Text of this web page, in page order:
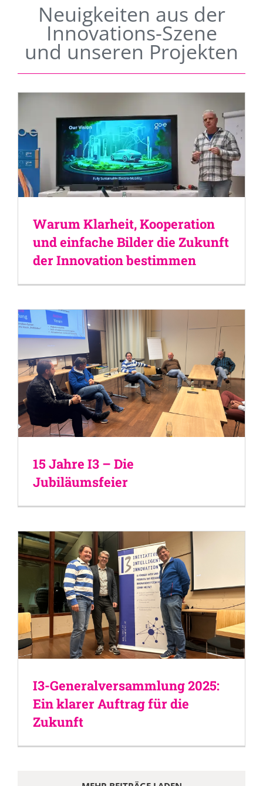
Neuigkeiten aus der
Innovations-Szene
und unseren Projekten
Warum Klarheit, Kooperation
und einfache Bilder die Zukunft
der Innovation bestimmen
15 Jahre I3 – Die
Jubiläumsfeier
I3-Generalversammlung 2025:
Ein klarer Auftrag für die
Zukunft